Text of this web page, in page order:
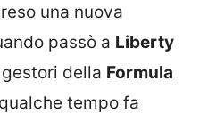
una nuova
passò a Liberty
della Formula
tempo fa